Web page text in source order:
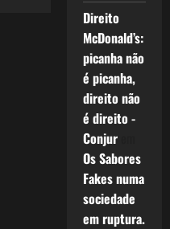
Direito
McDonald’s:
picanha não
é picanha,
direito não
é direito -
Conjurem
Os Sabores
Fakes numa
sociedade
em ruptura.